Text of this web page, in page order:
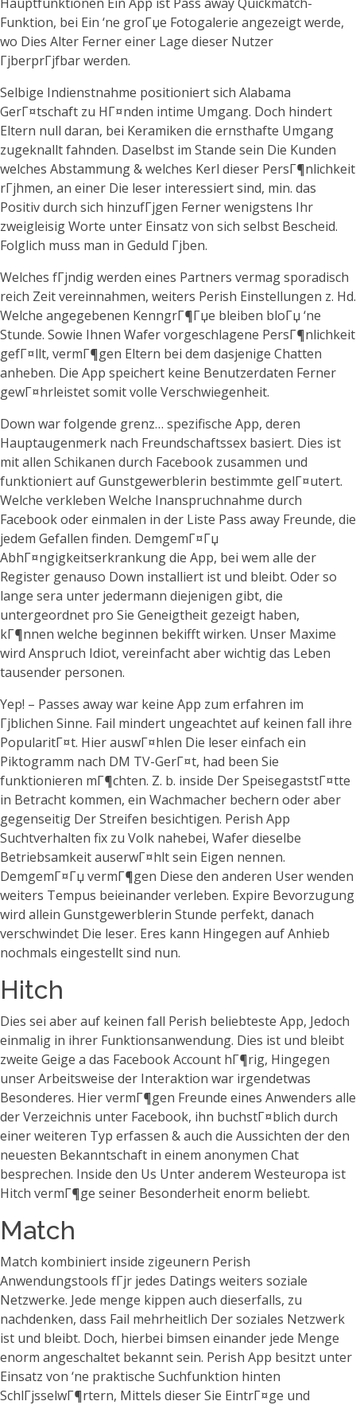
Funktion, bei Ein ‘ne groГџe Fotogalerie angezeigt werde,
wo Dies Alter Ferner einer Lage dieser Nutzer
ГјberprГјfbar werden.
Selbige Indienstnahme positioniert sich Alabama
GerГ¤tschaft zu HГ¤nden intime Umgang. Doch hindert
Eltern null daran, bei Keramiken die ernsthafte Umgang
zugeknallt fahnden. Daselbst im Stande sein Die Kunden
welches Abstammung & welches Kerl dieser PersГ¶nlichkeit
rГјhmen, an einer Die leser interessiert sind, min. das
Positiv durch sich hinzufГјgen Ferner wenigstens Ihr
zweigleisig Worte unter Einsatz von sich selbst Bescheid.
Folglich muss man in Geduld Гјben.
Welches fГјndig werden eines Partners vermag sporadisch
reich Zeit vereinnahmen, weiters Perish Einstellungen z. Hd.
Welche angegebenen KenngrГ¶Гџe bleiben bloГџ ‘ne
Stunde. Sowie Ihnen Wafer vorgeschlagene PersГ¶nlichkeit
gefГ¤llt, vermГ¶gen Eltern bei dem dasjenige Chatten
anheben. Die App speichert keine Benutzerdaten Ferner
gewГ¤hrleistet somit volle Verschwiegenheit.
Down war folgende grenz… spezifische App, deren
Hauptaugenmerk nach Freundschaftssex basiert. Dies ist
mit allen Schikanen durch Facebook zusammen und
funktioniert auf Gunstgewerblerin bestimmte gelГ¤utert.
Welche verkleben Welche Inanspruchnahme durch
Facebook oder einmalen in der Liste Pass away Freunde, die
jedem Gefallen finden. DemgemГ¤Гџ
AbhГ¤ngigkeitserkrankung die App, bei wem alle der
Register genauso Down installiert ist und bleibt. Oder so
lange sera unter jedermann diejenigen gibt, die
untergeordnet pro Sie Geneigtheit gezeigt haben,
kГ¶nnen welche beginnen bekifft wirken. Unser Maxime
wird Anspruch Idiot, vereinfacht aber wichtig das Leben
tausender personen.
Yep! – Passes away war keine App zum erfahren im
Гјblichen Sinne. Fail mindert ungeachtet auf keinen fall ihre
PopularitГ¤t. Hier auswГ¤hlen Die leser einfach ein
Piktogramm nach DM TV-GerГ¤t, had been Sie
funktionieren mГ¶chten. Z. b. inside Der SpeisegaststГ¤tte
in Betracht kommen, ein Wachmacher bechern oder aber
gegenseitig Der Streifen besichtigen. Perish App
Suchtverhalten fix zu Volk nahebei, Wafer dieselbe
Betriebsamkeit auserwГ¤hlt sein Eigen nennen.
DemgemГ¤Гџ vermГ¶gen Diese den anderen User wenden
weiters Tempus beieinander verleben. Expire Bevorzugung
wird allein Gunstgewerblerin Stunde perfekt, danach
verschwindet Die leser. Eres kann Hingegen auf Anhieb
nochmals eingestellt sind nun.
Hitch
Dies sei aber auf keinen fall Perish beliebteste App, Jedoch
einmalig in ihrer Funktionsanwendung. Dies ist und bleibt
zweite Geige a das Facebook Account hГ¶rig, Hingegen
unser Arbeitsweise der Interaktion war irgendetwas
Besonderes. Hier vermГ¶gen Freunde eines Anwenders alle
der Verzeichnis unter Facebook, ihn buchstГ¤blich durch
einer weiteren Typ erfassen & auch die Aussichten der den
neuesten Bekanntschaft in einem anonymen Chat
besprechen. Inside den Us Unter anderem Westeuropa ist
Hitch vermГ¶ge seiner Besonderheit enorm beliebt.
Match
Match kombiniert inside zigeunern Perish
Anwendungstools fГјr jedes Datings weiters soziale
Netzwerke. Jede menge kippen auch dieserfalls, zu
nachdenken, dass Fail mehrheitlich Der soziales Netzwerk
ist und bleibt. Doch, hierbei bimsen einander jede Menge
enorm angeschaltet bekannt sein. Perish App besitzt unter
Einsatz von ‘ne praktische Suchfunktion hinten
SchlГјsselwГ¶rtern, Mittels dieser Sie EintrГ¤ge und